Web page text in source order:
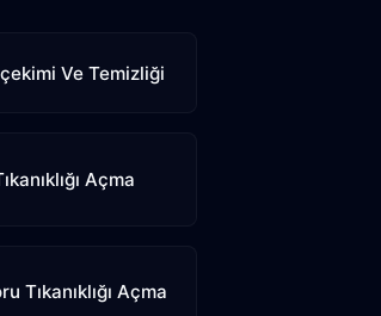
Ve Temizliği
Açma
Tıkanıklığı Açma